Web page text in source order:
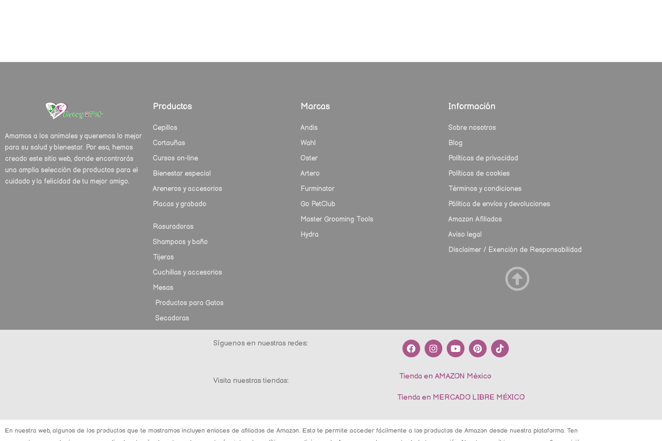
Amamos a los animales y queremos lo mejor
para su salud y bienestar. Por eso, hemos
creado este sitio web, donde encontrarás
una amplia selección de productos para el
cuidado y la felicidad de tu mejor amigo.
Productos
Cepillos
Cortauñas
Cursos on-line
Bienestar especial
Areneros y accesorios
Placas y grabado
Rasuradoras
Shampoos y baño
Tijeras
Cuchillas y accesorios
Mesas
Productos para Gatos
Secadoras
Marcas
Andis
Wahl
Oster
Artero
Furminator
Go PetClub
Master Grooming Tools
Hydra
Información
Sobre nosotros
Blog
Políticas de privacidad
Políticas de cookies
Términos y condiciones
Pólitica de envíos y devoluciones
Amazon Afiliados
Aviso legal
Disclaimer / Exención de Responsabilidad
Síguenos en nuestras redes:
F
a
b
o
I
n
a
r
Y
o
u
e
P
i
e
e
T
i
Visita nuestras tiendas: Tienda en AMAZON México
Tienda en MERCADO LIBRE MÉXICO
En nuestra web, algunos de los productos que te mostramos incluyen enlaces de afiliados de Amazon. Esto te permite acceder fácilmente a los productos de Amazon desde nuestra plataforma. Ten